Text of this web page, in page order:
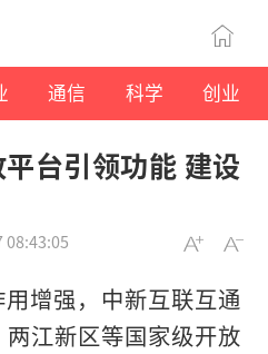
通信 科学 创业
台引领功能 建设
08:43:05
增强，中新互联互通
江新区等国家级开放